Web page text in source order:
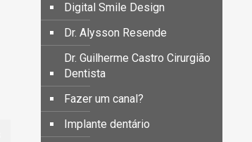
Digital Smile Design
Dr. Alysson Resende
Dr. Guilherme Castro Cirurgião
Dentista
Fazer um canal?
Implante dentário